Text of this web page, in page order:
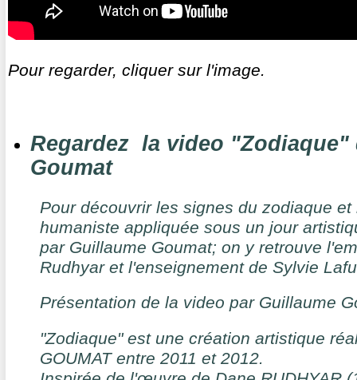
Pour regarder, cliquer sur l'image.
Regardez la video "Zodiaque"
Goumat
Pour découvrir les signes du zodiaque et
humaniste appliquée sous un jour
par Guillaume Goumat; on y retrouve
Rudhyar et l'enseignement de Sylvie
Présentation de la video par Guillaume
"Zodiaque" est une création artistique
GOUMAT entre 2011 et 2012.